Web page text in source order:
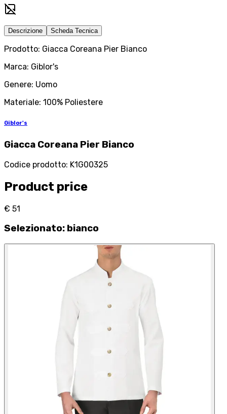
Descrizione Scheda Tecnica
Prodotto: Giacca Coreana Pier Bianco
Marca: Giblor's
Genere: Uomo
Materiale: 100% Poliestere
Giblor's
Giacca Coreana Pier Bianco
Codice prodotto: K1G00325
Product price
€ 51
Selezionato: bianco